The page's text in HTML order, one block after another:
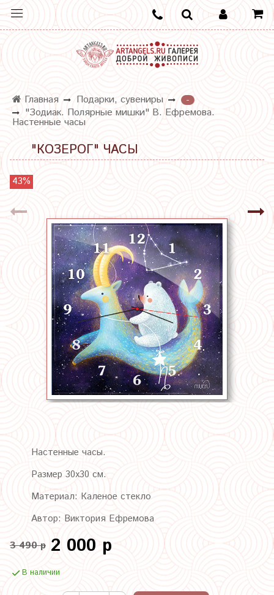
Главная Подарки, сувениры
-
"Зодиак. Полярные мишки" В. Ефремова.
Настенные часы
"КОЗЕРОГ" ЧАСЫ
43%
Настенные часы.
Размер 30х30 см.
Материал: Каленое стекло
Автор: Виктория Ефремова
3 490 р 2 000 р
В наличии